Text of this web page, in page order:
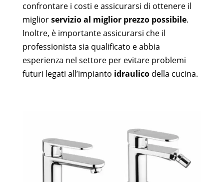
confrontare i costi e assicurarsi di ottenere il
migliorservizio al miglior prezzo possibile.
Inoltre, è importante assicurarsi che il
professionista sia qualificato e abbia
esperienza nel settore per evitare problemi
futuri legati all’impianto idraulico della cucina.